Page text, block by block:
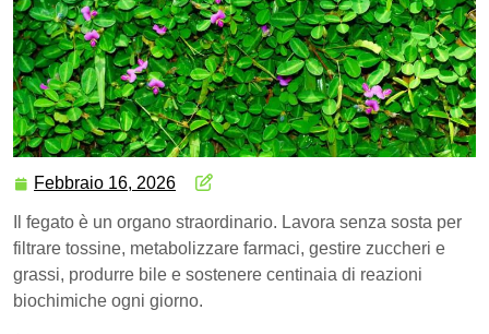
Febbraio 16, 2026
Il fegato è un organo straordinario. Lavora senza sosta per
filtrare tossine, metabolizzare farmaci, gestire zuccheri e
grassi, produrre bile e sostenere centinaia di reazioni
biochimiche ogni giorno.